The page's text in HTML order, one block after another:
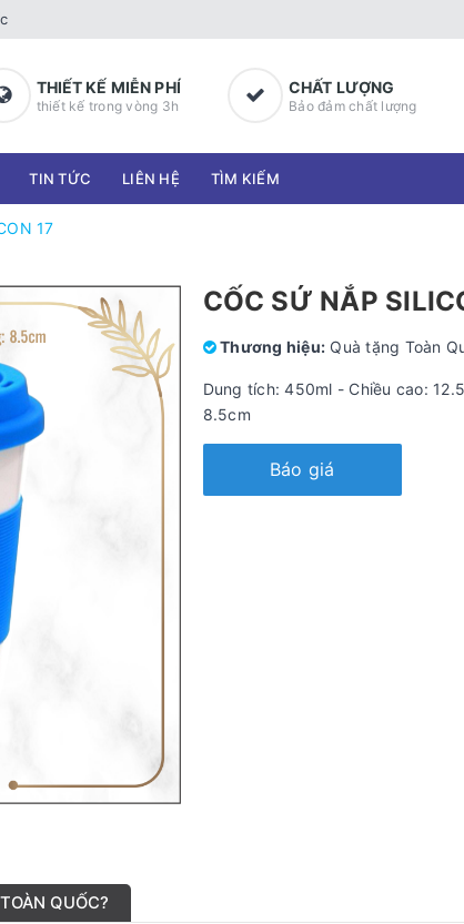
THIẾT KẾ MIỄN PHÍ
thiết kế trong vòng 3h
CHẤT LƯỢNG
Bảo đảm chất lượng
TIN TỨC LIÊN HỆ TÌM KIẾM
17
CỐC SỨ NẮP
Thương hiệu: Quà tặng Toàn
Dung tích: 450ml - Chiều cao:
8.5cm
Báo giá
QUỐC?